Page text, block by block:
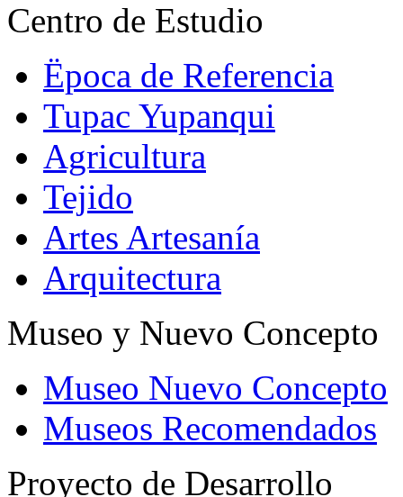
Centro de Estudio
Ëpoca de Referencia
Tupac Yupanqui
Agricultura
Tejido
Artes Artesanía
Arquitectura
Museo y Nuevo Concepto
Museo Nuevo Concepto
Museos Recomendados
Proyecto de Desarrollo